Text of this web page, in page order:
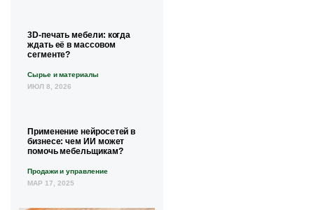
3D-печать мебели: когда
ждать её в массовом
сегменте?
Сырье и материалы
ИЮЛ 8, 2026
Применение нейросетей в
бизнесе: чем ИИ может
помочь мебельщикам?
Продажи и управление
МАР 17, 2025